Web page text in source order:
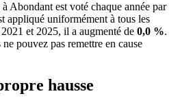
Abondant est voté chaque année par
appliqué uniformément à tous les
et 2025, il a augmenté de 0,0 %.
pouvez pas remettre en cause
hausse